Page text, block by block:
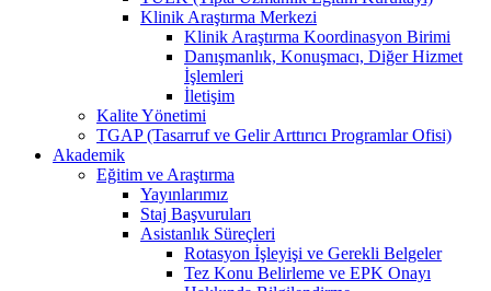
Klinik Araştırma Merkezi
Klinik Araştırma Koordinasyon Birimi
Danışmanlık, Konuşmacı, Diğer Hizmet
İşlemleri
İletişim
Kalite Yönetimi
TGAP (Tasarruf ve Gelir Arttırıcı Programlar Ofisi)
Akademik
Eğitim ve Araştırma
Yayınlarımız
Staj Başvuruları
Asistanlık Süreçleri
Rotasyon İşleyişi ve Gerekli Belgeler
Tez Konu Belirleme ve EPK Onayı